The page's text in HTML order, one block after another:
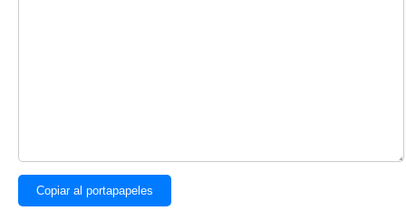
Copiar al portapapeles